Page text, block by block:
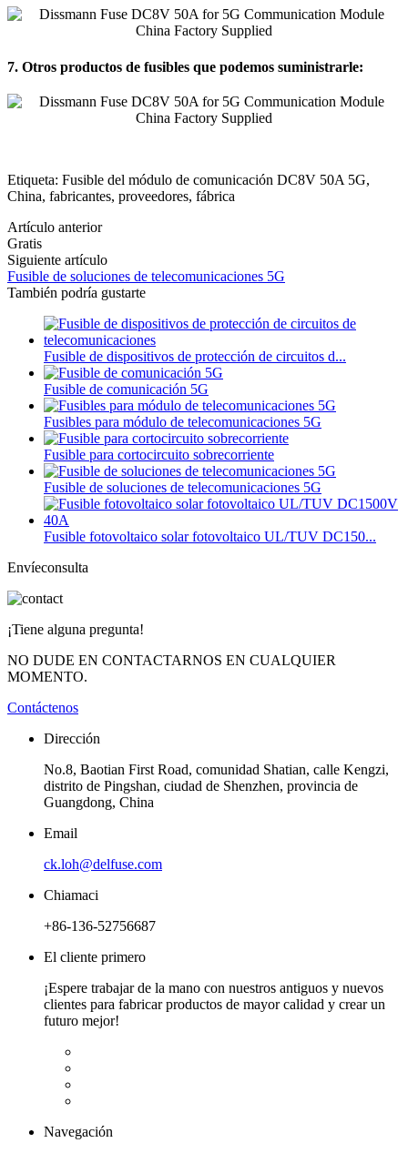
7. Otros productos de fusibles que podemos suministrarle:
Etiqueta: Fusible del módulo de comunicación DC8V 50A 5G,
China, fabricantes, proveedores, fábrica
Artículo anterior
Gratis
Siguiente artículo
Fusible de soluciones de telecomunicaciones 5G
También podría gustarte
Fusible de dispositivos de protección de circuitos d...
Fusible de comunicación 5G
Fusibles para módulo de telecomunicaciones 5G
Fusible para cortocircuito sobrecorriente
Fusible de soluciones de telecomunicaciones 5G
Fusible fotovoltaico solar fotovoltaico UL/TUV DC150...
Envíeconsulta
¡Tiene alguna pregunta!
NO DUDE EN CONTACTARNOS EN CUALQUIER
MOMENTO.
Contáctenos
Dirección
No.8, Baotian First Road, comunidad Shatian, calle Kengzi,
distrito de Pingshan, ciudad de Shenzhen, provincia de
Guangdong, China
Email
ck.loh@delfuse.com
Chiamaci
+86-136-52756687
El cliente primero
¡Espere trabajar de la mano con nuestros antiguos y nuevos
clientes para fabricar productos de mayor calidad y crear un
futuro mejor!
Navegación